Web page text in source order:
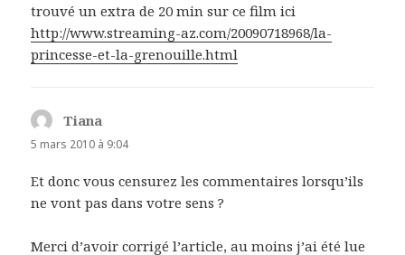
trouvé un extra de 20 min sur ce film ici
http://www.streaming-az.com/20090718968/la-
princesse-et-la-grenouille.html
Tiana
5 mars 2010 à 9:04
Et donc vous censurez les commentaires lorsqu’ils
ne vont pas dans votre sens ?
Merci d’avoir corrigé l’article, au moins j’ai été lue